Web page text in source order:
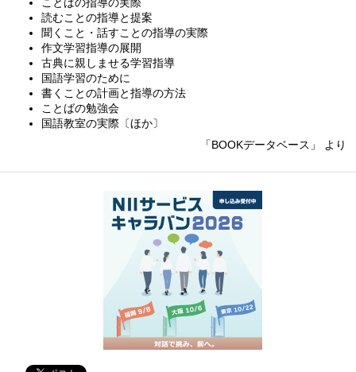
読むことの指導と提案
聞くこと・話すことの指導の実際
作文学習指導の展開
古典に親しませる学習指導
国語学習のために
書くことの計画と指導の方法
ことばの勉強会
国語教室の実際〔ほか〕
「BOOKデータベース」 より